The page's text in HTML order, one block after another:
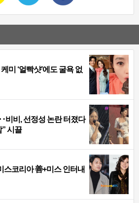
미 ‘얼빡샷’에도 굴욕 없
비비, 선정성 논란 터졌다
시끌
스코리아 善+미스 인터내